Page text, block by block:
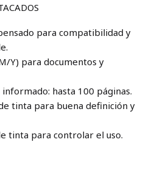
para compatibilidad y
Y) para documentos y
hasta 100 páginas.
tinta para buena definición y
tinta para controlar el uso.